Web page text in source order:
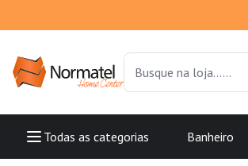
Todas as categorias Banheiro